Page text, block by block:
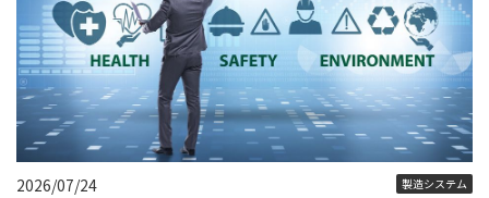
2026/07/24 製造システム